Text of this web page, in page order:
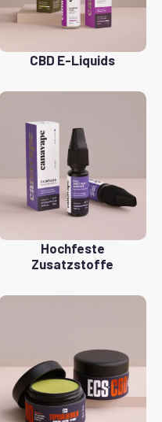
CBD E-Liquids
Hochfeste
Zusatzstoffe